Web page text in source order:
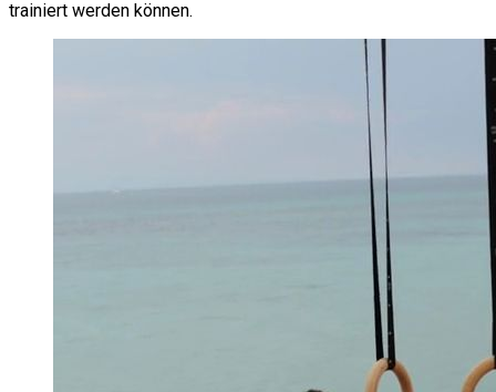
trainiert werden können.